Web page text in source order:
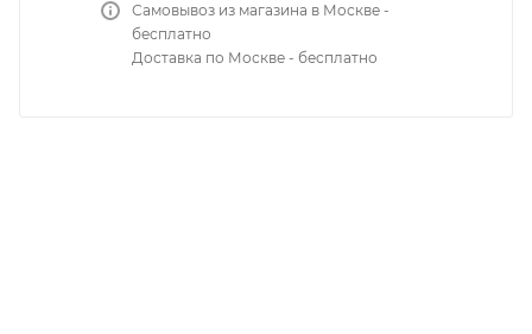
Самовывоз из магазина в Москве -
бесплатно
Доставка по Москве - бесплатно